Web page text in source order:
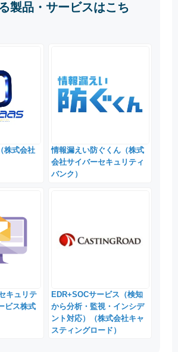
製品・サービスはこち
株式会社
情報漏えい防ぐくん（株式
会社サイバーセキュリティ
バンク）
キュリテ
ビス株式
EDR+SOCサービス（検知
から分析・監視・インシデ
ント対応）（株式会社キャ
スティングロード）